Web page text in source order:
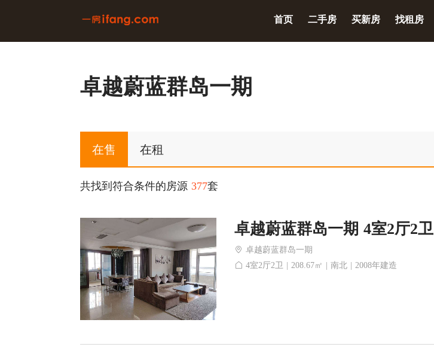
首页 二手房 买新房 找租房
卓越蔚蓝群岛一期
在售 在租
共找到符合条件的房源377套
卓越蔚蓝群岛一期 4室2厅2卫
卓越蔚蓝群岛一期
4室2厅2卫 | 208.67㎡ | 南北 | 2008年建造